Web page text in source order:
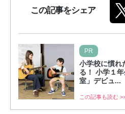
この記事をシェア
PR
小学校に慣れ
る！ 小学１
室」デビュ...
この記事も読む